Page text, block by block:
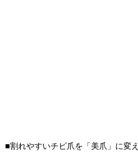
■割れやすいチビ爪を「美爪」に変